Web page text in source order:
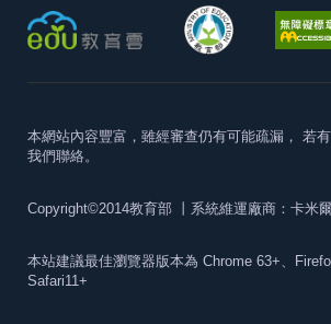
本網站內容豐富，雖經審查仍有可能疏漏， 若
我們聯絡。
Copyright©2014教育部 丨系統維運廠商：卡米
本站建議最佳瀏覽器版本為 Chrome 63+、
Safari11+